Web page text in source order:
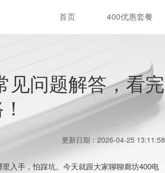
首页 400优惠套餐
见问题解答，看完
更新日期：2026-04-25 13:11:58
入手，怕踩坑。今天就跟大家聊聊廊坊400电